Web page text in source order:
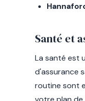
Santé et
La santé est
d'assurance
routine sont